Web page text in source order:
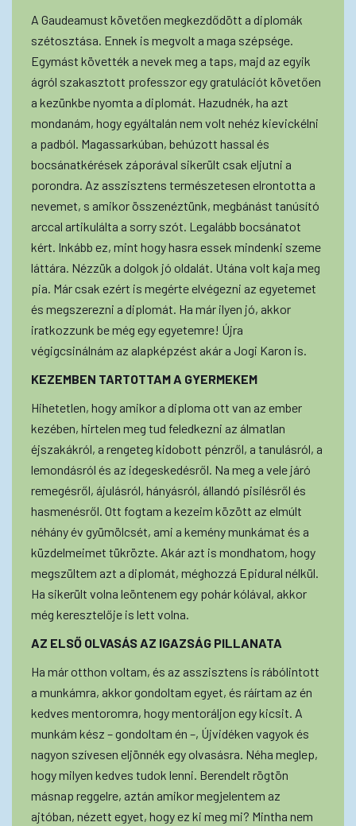
A Gaudeamust követően megkezdődött a diplomák
szétosztása. Ennek is megvolt a maga szépsége.
Egymást követték a nevek meg a taps, majd az egyik
ágról szakasztott professzor egy gratulációt követően
a kezünkbe nyomta a diplomát. Hazudnék, ha azt
mondanám, hogy egyáltalán nem volt nehéz kievickélni
a padból. Magassarkúban, behúzott hassal és
bocsánatkérések záporával sikerült csak eljutni a
porondra. Az asszisztens természetesen elrontotta a
nevemet, s amikor összenéztünk, megbánást tanúsító
arccal artikulálta a sorry szót. Legalább bocsánatot
kért. Inkább ez, mint hogy hasra essek mindenki szeme
láttára. Nézzük a dolgok jó oldalát. Utána volt kaja meg
pia. Már csak ezért is megérte elvégezni az egyetemet
és megszerezni a diplomát. Ha már ilyen jó, akkor
iratkozzunk be még egy egyetemre! Újra
végigcsinálnám az alapképzést akár a Jogi Karon is.
KEZEMBEN TARTOTTAM A GYERMEKEM
Hihetetlen, hogy amikor a diploma ott van az ember
kezében, hirtelen meg tud feledkezni az álmatlan
éjszakákról, a rengeteg kidobott pénzről, a tanulásról, a
lemondásról és az idegeskedésről. Na meg a vele járó
remegésről, ájulásról, hányásról, állandó pisilésről és
hasmenésről. Ott fogtam a kezeim között az elmúlt
néhány év gyümölcsét, ami a kemény munkámat és a
küzdelmeimet tükrözte. Akár azt is mondhatom, hogy
megszültem azt a diplomát, méghozzá Epidural nélkül.
Ha sikerült volna leöntenem egy pohár kólával, akkor
még keresztelője is lett volna.
AZ ELSŐ OLVASÁS AZ IGAZSÁG PILLANATA
Ha már otthon voltam, és az asszisztens is rábólintott
a munkámra, akkor gondoltam egyet, és ráírtam az én
kedves mentoromra, hogy mentoráljon egy kicsit. A
munkám kész – gondoltam én –, Újvidéken vagyok és
nagyon szívesen eljönnék egy olvasásra. Néha meglep,
hogy milyen kedves tudok lenni. Berendelt rögtön
másnap reggelre, aztán amikor megjelentem az
ajtóban, nézett egyet, hogy ez ki meg mi? Mintha nem